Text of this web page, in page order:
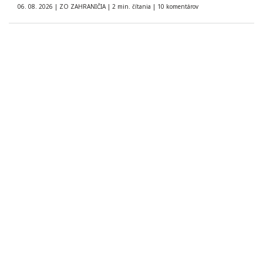
06. 08. 2026 | ZO ZAHRANIČIA | 2 min. čítania | 10 komentárov